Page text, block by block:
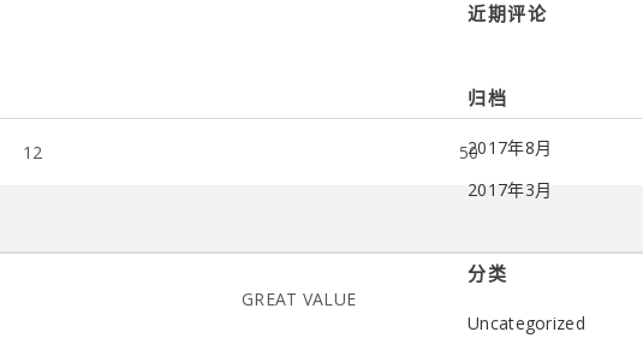
12 50
GREAT VALUE
近期评论
归档
2017年8月
2017年3月
分类
Uncategorized